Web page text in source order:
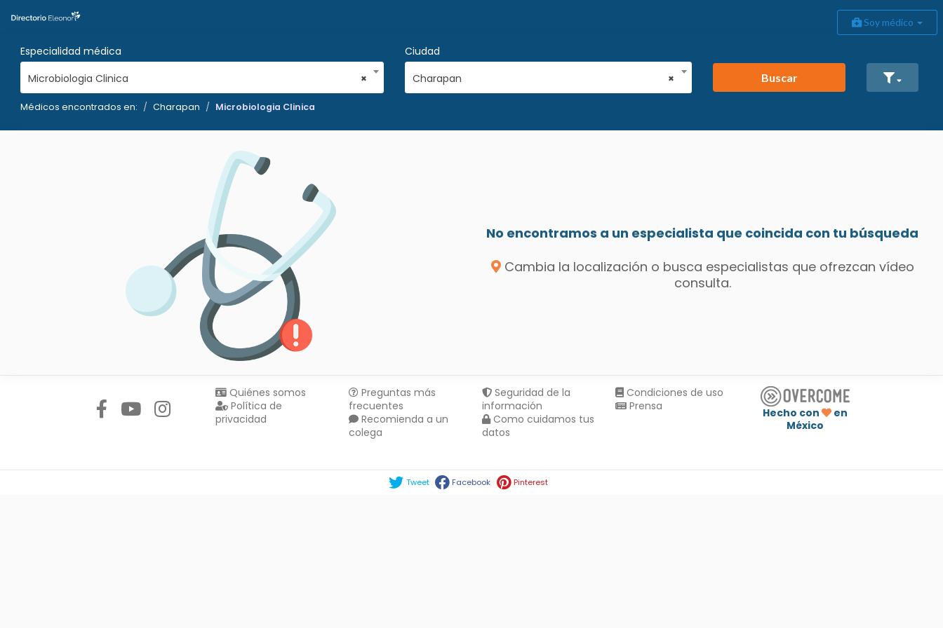
Soy médico
Especialidad médica
×
Microbiologia Clinica
Ciudad
×
Charapan Buscar
Médicos encontrados en: Charapan Microbiologia Clinica
No encontramos a un especialista que coincida con tu búsqueda
Cambia la localización o busca especialistas que ofrezcan vídeo
consulta.
Quiénes somos
Política de
privacidad
Preguntas más
frecuentes
Recomienda a un
colega
Seguridad de la
información
Como cuidamos tus
datos
Condiciones de uso
Prensa
Hecho con
en
México
Tweet Facebook Pinterest